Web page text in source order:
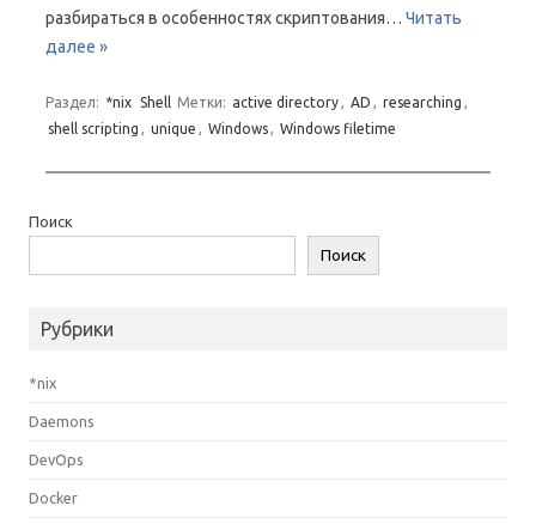
разбираться в особенностях скриптования… Читать
далее »
Раздел: *nix Shell Метки: active directory, AD , researching ,
shell scripting , unique , Windows, Windows filetime
Поиск
Поиск
Рубрики
*nix
Daemons
DevOps
Docker